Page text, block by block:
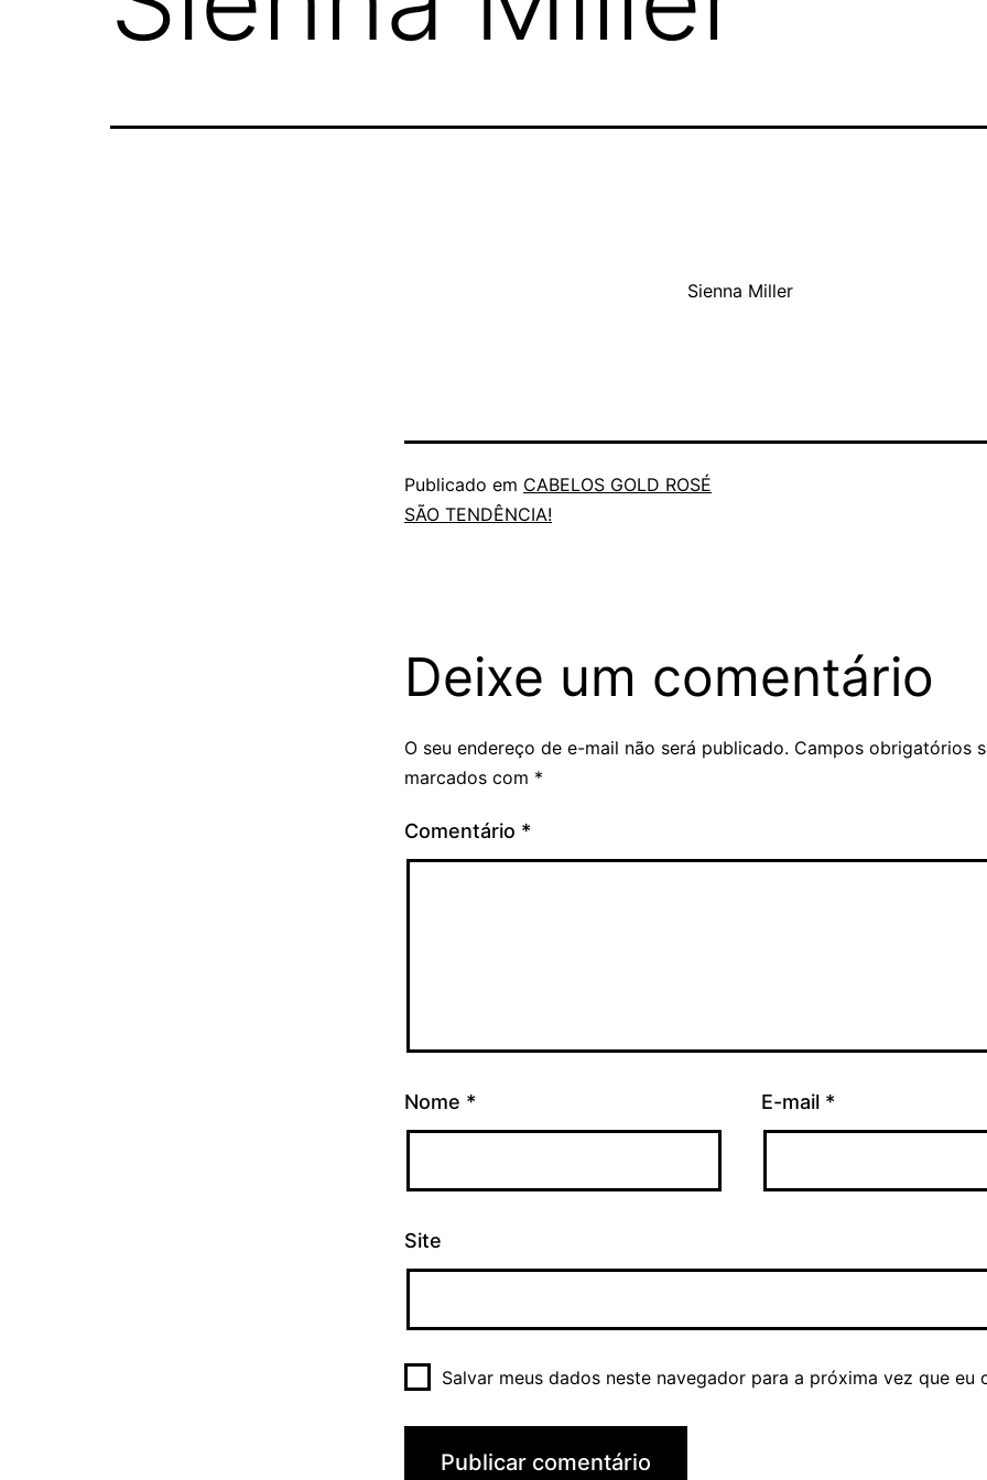
Sienna Miller
Publicado em CABELOS GOLD ROSÉ
SÃO TENDÊNCIA!
Deixe um comentário
O seu endereço de e-mail não será publicado. Campos obrigatórios
marcados com *
Comentário *
Nome * E-mail *
Site
Salvar meus dados neste navegador para a próxima vez que eu